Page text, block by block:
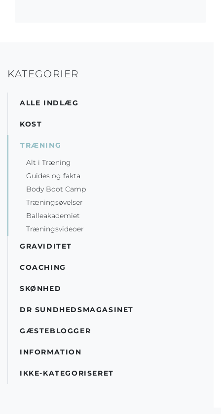
KATEGORIER
ALLE INDLÆG
KOST
TRÆNING
Alt i Træning
Guides og fakta
Body Boot Camp
Træningsøvelser
Balleakademiet
Træningsvideoer
GRAVIDITET
COACHING
SKØNHED
DR SUNDHEDSMAGASINET
GÆSTEBLOGGER
INFORMATION
IKKE-KATEGORISERET